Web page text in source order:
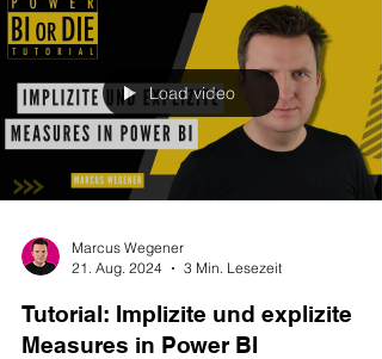
Load video
Marcus Wegener
21. Aug. 2024
3 Min. Lesezeit
Tutorial: Implizite und explizite
Measures in Power BI